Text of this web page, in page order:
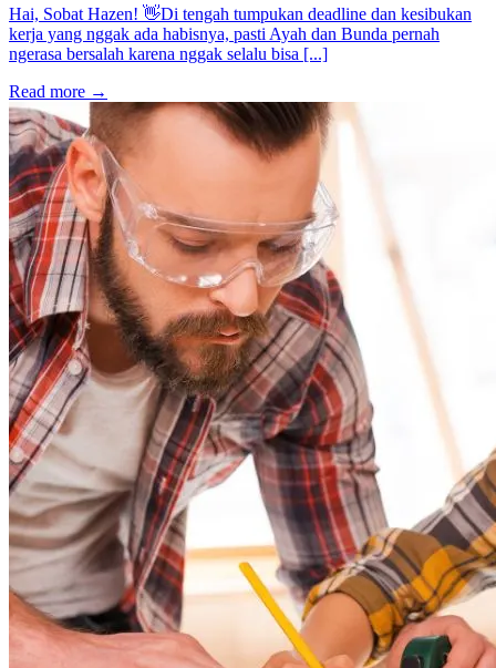
Hai, Sobat Hazen! 👋Di tengah tumpukan deadline dan kesibukan
kerja yang nggak ada habisnya, pasti Ayah dan Bunda pernah
ngerasa bersalah karena nggak selalu bisa [...]
Read more →